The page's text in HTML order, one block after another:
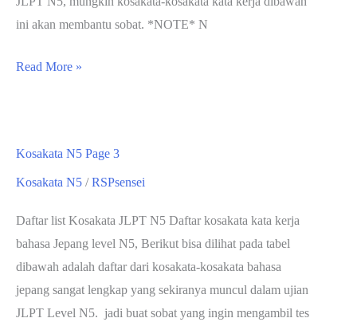
ini akan membantu sobat. *NOTE* N
Kosakata
Read More »
Kosakata N5 Page 3
Kosakata N5 /RSPsensei
Daftar list Kosakata JLPT N5 Daftar kosakata kata kerja
bahasa Jepang level N5, Berikut bisa dilihat pada tabel
dibawah adalah daftar dari kosakata-kosakata bahasa
jepang sangat lengkap yang sekiranya muncul dalam ujian
JLPT Level N5. jadi buat sobat yang ingin mengambil tes